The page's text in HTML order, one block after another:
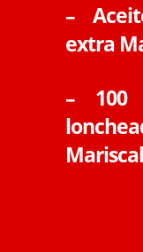
–
extra
– 100